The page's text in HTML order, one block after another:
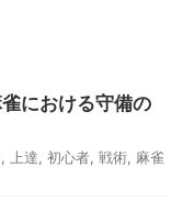
雀における守備の
上達 初心者 戦術 麻雀